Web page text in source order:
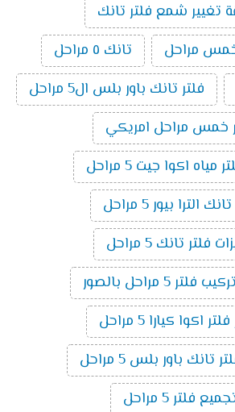
تغيير شمع فلتر تانك
مراحل
تانك ٥ مراحل
فلتر تانك باور بلس ال5 مراحل
خمس مراحل امريكي
اكوا جيت 5 مراحل
الترا بيور 5 مراحل
فلتر تانك 5 مراحل
5 مراحل بالصور
اكوا كيارا 5 مراحل
تانك باور بلس 5 مراحل
فلتر 5 مراحل